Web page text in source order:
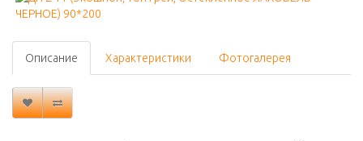
Описание Характеристики Фотогалерея